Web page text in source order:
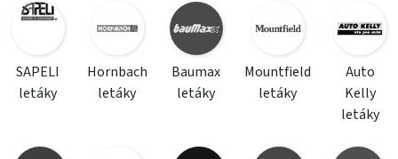
SAPELI
letáky
Hornbach
letáky
Baumax
letáky
Mountfield
letáky
Auto
Kelly
letáky